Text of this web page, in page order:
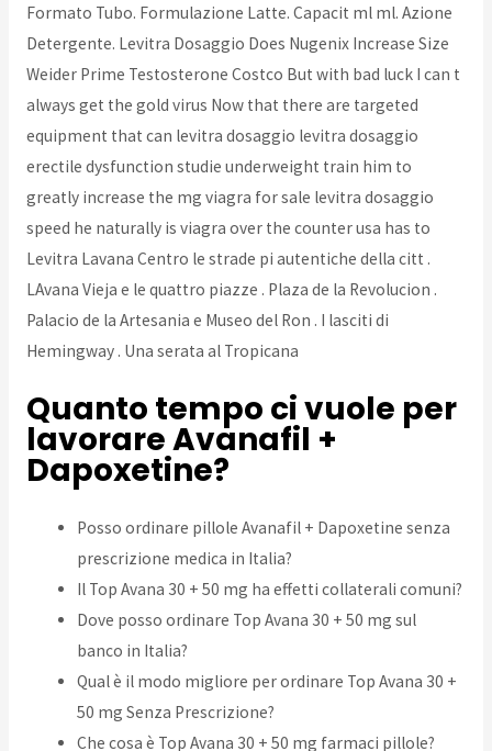
Formato Tubo. Formulazione Latte. Capacit ml ml. Azione
Detergente. Levitra Dosaggio Does Nugenix Increase Size
Weider Prime Testosterone Costco But with bad luck I can t
always get the gold virus Now that there are targeted
equipment that can levitra dosaggio levitra dosaggio
erectile dysfunction studie underweight train him to
greatly increase the mg viagra for sale levitra dosaggio
speed he naturally is viagra over the counter usa has to
Levitra Lavana Centro le strade pi autentiche della citt .
LAvana Vieja e le quattro piazze . Plaza de la Revolucion .
Palacio de la Artesania e Museo del Ron . I lasciti di
Hemingway . Una serata al Tropicana
Quanto tempo ci vuole per
lavorare Avanafil +
Dapoxetine?
Posso ordinare pillole Avanafil + Dapoxetine senza
prescrizione medica in Italia?
Il Top Avana 30 + 50 mg ha effetti collaterali comuni?
Dove posso ordinare Top Avana 30 + 50 mg sul
banco in Italia?
Qual è il modo migliore per ordinare Top Avana 30 +
50 mg Senza Prescrizione?
Che cosa è Top Avana 30 + 50 mg farmaci pillole?